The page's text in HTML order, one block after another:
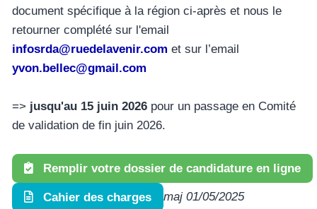
document spécifique à la région ci-après et nous le
retourner complété sur l'email
infosrda@ruedelavenir.com et sur l’email
yvon.bellec@gmail.com
=> jusqu'au 15 juin 2026 pour un passage en Comité
de validation de fin juin 2026.
Remplir votre dossier de candidature en ligne
Cahier des charges maj 01/05/2025